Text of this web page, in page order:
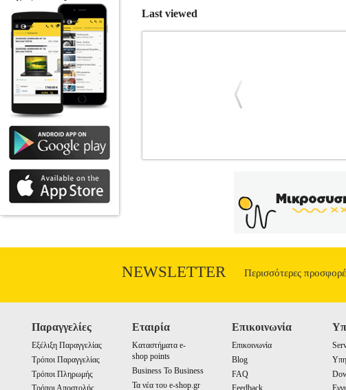
Last viewed
Κατηγορία: ΑΝΑΛΩΣΙΜΑ-ΕΞΑΡΤΗΜΑΤΑ
GeHOCK. -Στριφτός σπάγγος. -Κατάλληλος για
1.6 mm.• Μήκος: 50 m.• Βάρος:
NEWSLETTER Περισσότερες
Παραγγελίες
Εξέλιξη Παραγγελίας
Τρόποι Παραγγελίας
Τρόποι Πληρωμής
Εταιρία
Καταστήματα e-
shop points
Business To Business
Τα νέα του e-shop.gr
Επικοινωνία
Επικοινωνία
Blog
FAQ